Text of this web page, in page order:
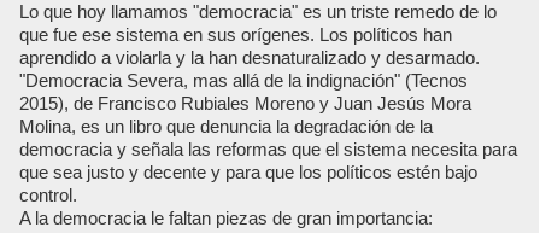
Lo que hoy llamamos "democracia" es un triste remedo de lo
que fue ese sistema en sus orígenes. Los políticos han
aprendido a violarla y la han desnaturalizado y desarmado.
"Democracia Severa, mas allá de la indignación" (Tecnos
2015), de Francisco Rubiales Moreno y Juan Jesús Mora
Molina, es un libro que denuncia la degradación de la
democracia y señala las reformas que el sistema necesita para
que sea justo y decente y para que los políticos estén bajo
control.
A la democracia le faltan piezas de gran importancia: